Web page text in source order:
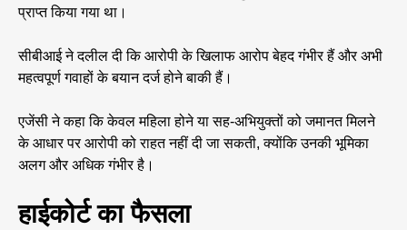
प्राप्त किया गया था।
सीबीआई ने दलील दी कि आरोपी के खिलाफ आरोप बेहद गंभीर हैं और अभी
महत्वपूर्ण गवाहों के बयान दर्ज होने बाकी हैं।
एजेंसी ने कहा कि केवल महिला होने या सह-अभियुक्तों को जमानत मिलने
के आधार पर आरोपी को राहत नहीं दी जा सकती, क्योंकि उनकी भूमिका
अलग और अधिक गंभीर है।
हाईकोर्ट का फैसला